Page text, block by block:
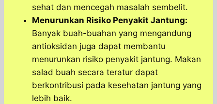
sehat dan mencegah masalah sembelit.
Menurunkan Risiko Penyakit Jantung:
Banyak buah-buahan yang mengandung
antioksidan juga dapat membantu
menurunkan risiko penyakit jantung. Makan
salad buah secara teratur dapat
berkontribusi pada kesehatan jantung yang
lebih baik.